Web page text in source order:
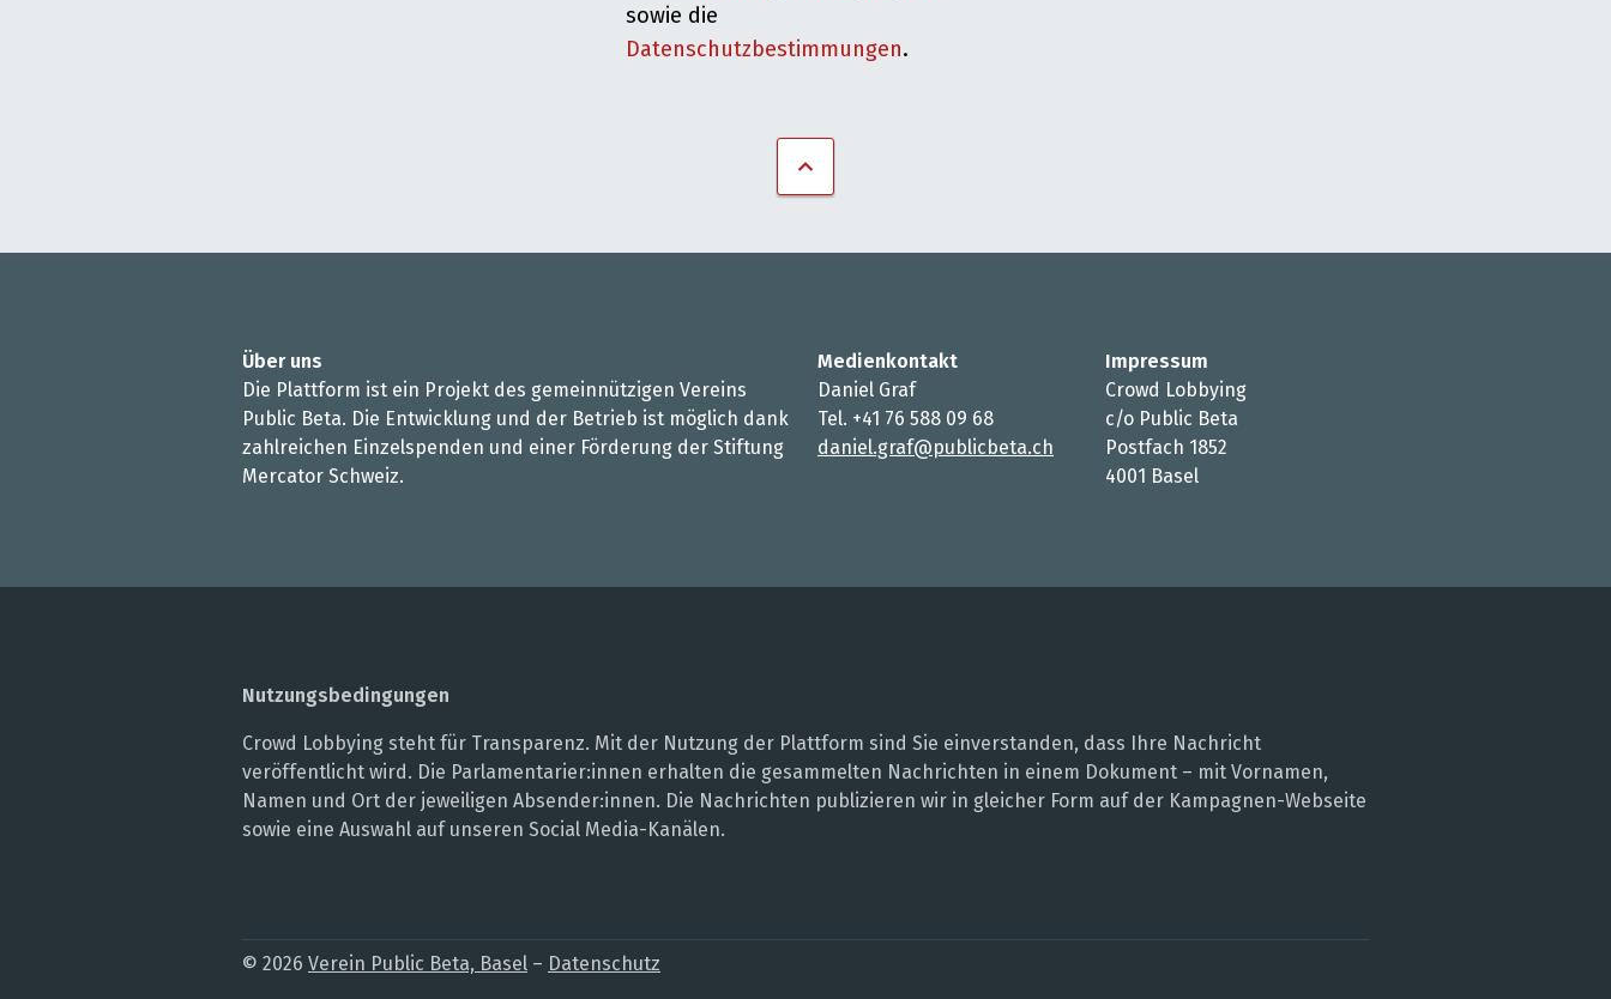
sowie die
Datenschutzbestimmungen.
Über uns
Die Plattform ist ein Projekt des gemeinnützigen Vereins
Public Beta. Die Entwicklung und der Betrieb ist möglich dank
zahlreichen Einzelspenden und einer Förderung der Stiftung
Mercator Schweiz.
Medienkontakt
Daniel Graf
Tel. +41 76 588 09 68
daniel.graf@publicbeta.ch
Impressum
Crowd Lobbying
c/o Public Beta
Postfach 1852
4001 Basel
Nutzungsbedingungen
Crowd Lobbying steht für Transparenz. Mit der Nutzung der Plattform sind Sie einverstanden, dass Ihre Nachricht
veröffentlicht wird. Die Parlamentarier:innen erhalten die gesammelten Nachrichten in einem Dokument – mit Vornamen,
Namen und Ort der jeweiligen Absender:innen. Die Nachrichten publizieren wir in gleicher Form auf der Kampagnen-Webseite
sowie eine Auswahl auf unseren Social Media-Kanälen.
© 2026 Verein Public Beta, Basel – Datenschutz